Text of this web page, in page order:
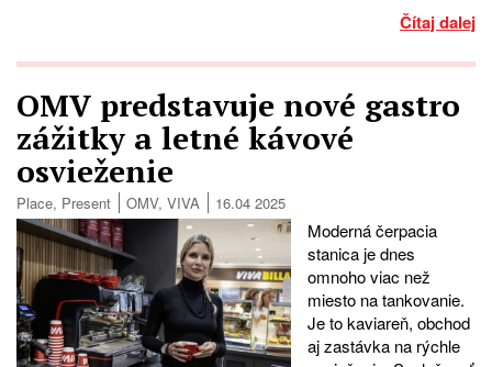
Čítaj dalej
OMV predstavuje nové gastro
zážitky a letné kávové
osvieženie
Place, Present OMV, VIVA 16.04 2025
Moderná čerpacia
stanica je dnes
omnoho viac než
miesto na tankovanie.
Je to kaviareň, obchod
aj zastávka na rýchle